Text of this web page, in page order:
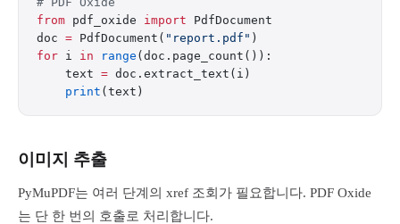
from pdf_oxide import PdfDocument
doc = PdfDocument( "report.pdf" )
for i in range (doc.page_count()):
    text
= doc.extract_text(i)
    print
(text)
이미지 추출
PyMuPDF는 여러 단계의 xref 조회가 필요합니다. PDF Oxide
는 단 한 번의 호출로 처리합니다.